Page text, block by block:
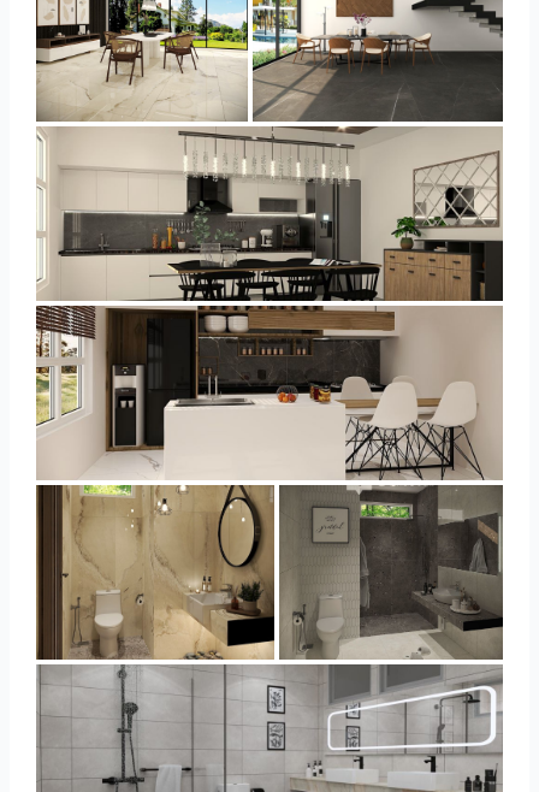
YUSMAN_DINING YUSMAN_DINING
YUSMAN_KITCHEN
YUSMAN_KITCHEN
YUSMAN_BATHROOM YUSMAN_BATHROOM